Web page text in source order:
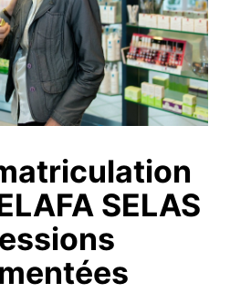
SELAS